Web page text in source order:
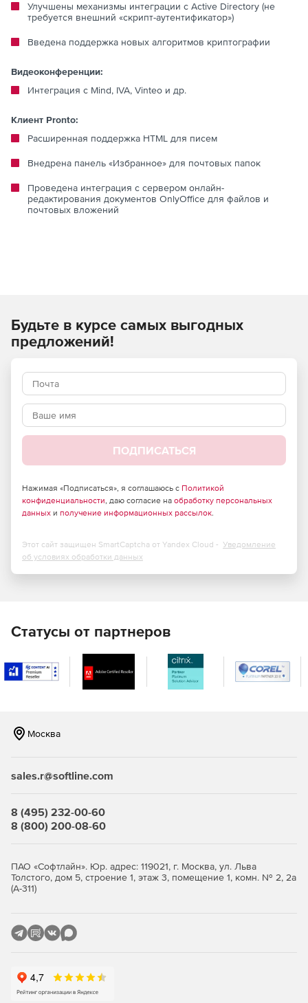
Улучшены механизмы интеграции с Active Directory (не
требуется внешний «скрипт-аутентификатор»)
Введена поддержка новых алгоритмов криптографии
Видеоконференции:
Интеграция с Mind, IVA, Vinteo и др.
Клиент Pronto:
Расширенная поддержка HTML для писем
Внедрена панель «Избранное» для почтовых папок
Проведена интеграция с сервером онлайн-
редактирования документов OnlyOffice для файлов и
почтовых вложений
Будьте в курсе самых выгодных
предложений!
ПОДПИСАТЬСЯ
Нажимая «Подписаться», я соглашаюсь с Политикой
конфиденциальности, даю согласие на обработку персональных
данных и получение информационных рассылок.
Этот сайт защищен SmartCaptcha от Yandex Cloud - Уведомление
об условиях обработки данных
Статусы от партнеров
Москва
sales.r@softline.com
8 (495) 232-00-60
8 (800) 200-08-60
ПАО «Софтлайн». Юр. адрес: 119021, г. Москва, ул. Льва
Толстого, дом 5, строение 1, этаж 3, помещение 1, комн. № 2, 2а
(А-311)